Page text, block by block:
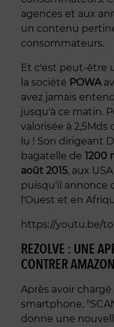
agences et aux
un contenu
consommateurs.
Et c'est peut-être
la société POWA
avez jamais
jusqu'à ce matin.
valorisée à 2,5Mds
lu ! Son dirigeant
bagatelle de 1200
août 2015, aux
puisqu'il annonce
l'Ouest et en
https://youtu.be/
REZOLVE : UNE
CONTRER AMAZON
Après avoir
smartphone,
donne une